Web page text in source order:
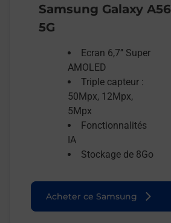
Samsung Galaxy A56
5G
Ecran 6,7’’ Super
AMOLED
Triple capteur :
50Mpx, 12Mpx,
5Mpx
Fonctionnalités
IA
Stockage de 8Go
Acheter ce Samsung